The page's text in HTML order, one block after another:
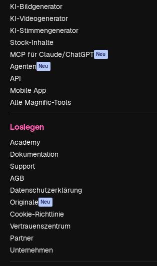
KI-Bildgenerator
KI-Videogenerator
KI-Stimmengenerator
Stock-Inhalte
MCP für Claude/ChatGPT Neu
Agenten Neu
API
Mobile App
Alle Magnific-Tools
Loslegen
Academy
Dokumentation
Support
AGB
Datenschutzerklärung
Originale Neu
Cookie-Richtlinie
Vertrauenszentrum
Partner
Unternehmen